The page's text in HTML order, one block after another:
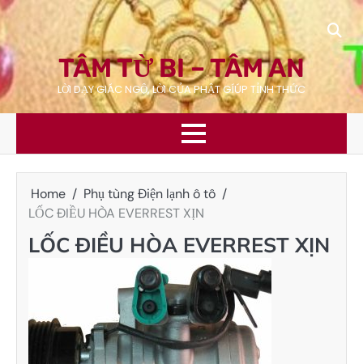
Skip
to
content
TÂM TỪ BI – TÂM AN
LỜI DẠY GIÁC NGỘ, LỜI CỦA PHẬT GÍÚP TỈNH THỨC
Home
Phụ tùng Điện lạnh ô tô
LỐC ĐIỀU HÒA EVERREST XỊN
LỐC ĐIỀU HÒA EVERREST XỊN